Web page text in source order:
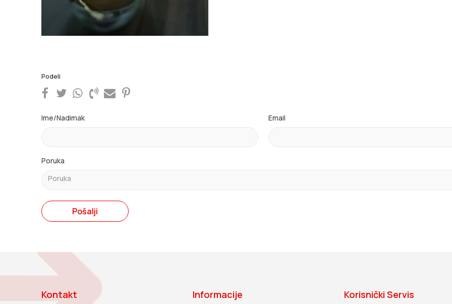
Podeli
Ime/Nadimak Email
Poruka
Pošalji
Kontakt Informacije Korisnički Servis